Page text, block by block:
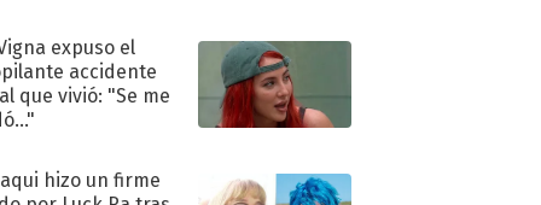
expuso el
accidente
que vivió: "Se me
hizo un firme